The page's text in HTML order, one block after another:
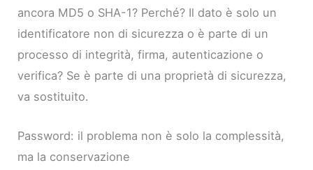
ancora MD5 o SHA-1? Perché? Il dato è solo un
identificatore non di sicurezza o è parte di un
processo di integrità, firma, autenticazione o
verifica? Se è parte di una proprietà di sicurezza,
va sostituito.
Password: il problema non è solo la complessità,
ma la conservazione